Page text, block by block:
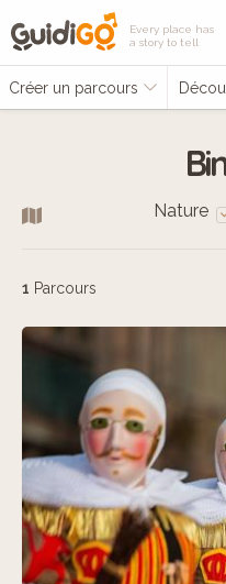
Every place has
a story to tell
Créer un parcours
Nature
1 Parcours